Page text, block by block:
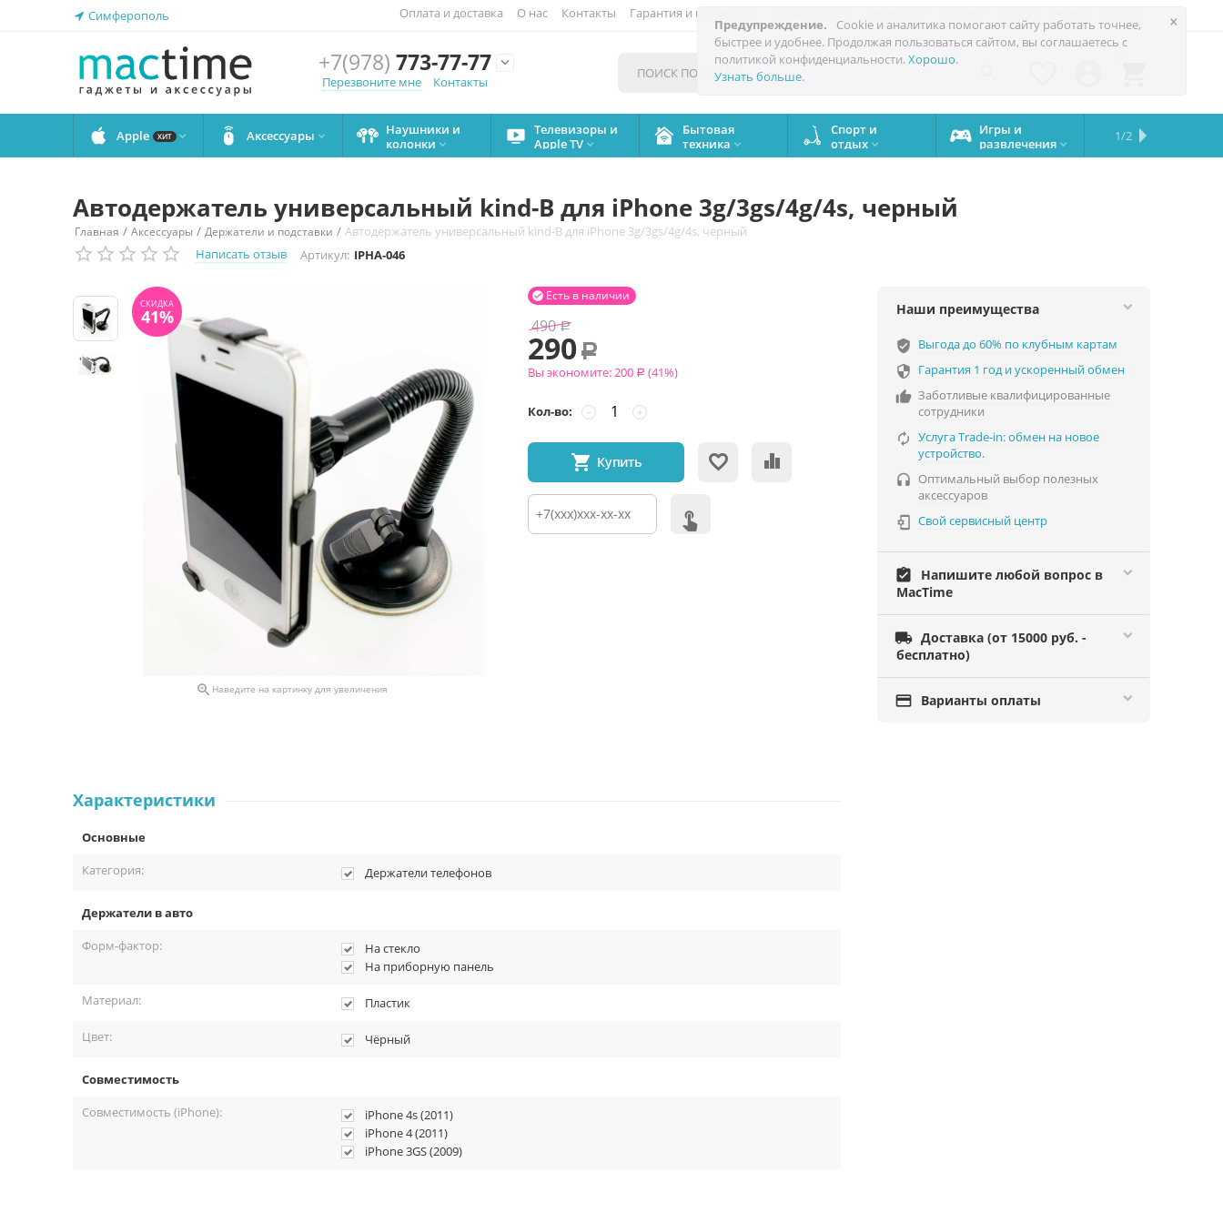
×
Предупреждение.
Cookie и аналитика помогают сайту работать точнее,
быстрее и удобнее. Продолжая пользоваться сайтом, вы соглашаетесь с
политикой конфиденциальности.Хорошо.
Узнать больше.
Симферополь Оплата и доставка О нас Контакты Гарантия и поддержка
+7(978) 773-77-77

Перезвоните мне
Контакты
Apple ХИТ  Аксессуары 
Наушники и
колонки 
Телевизоры и
Apple TV 
Бытовая
техника 
Спорт и
отдых 
Игры и
развлечения 
Сервисный
центр
Сравните
iPhone
Подарки
на все
случаи
Запчасти
Бренды
1/2
Автодержатель универсальный kind-B для iPhone 3g/3gs/4g/4s, черный
Главная / Аксессуары / Держатели и подставки / Автодержатель универсальный kind-B для iPhone 3g/3gs/4g/4s, черный
Написать отзыв
Артикул: IPHA-046
41%
 Наведите на картинку для увеличения
Есть в наличии

490 Р
290 Р
Вы экономите:200 Р (41%)
Кол-во: +
−
Купить
Наши преимущества
verified_user Выгода до 60% по клубным картам
 Гарантия 1 год и ускоренный обмен
 Заботливые квалифицированные
сотрудники
 Услуга Trade-in: обмен на новое
устройство.
 Оптимальный выбор полезных
аксессуаров
 Свой сервисный центр
assignment_turned_in
Напишите любой вопрос в
MacTime
 Доставка (от 15000 руб. -
бесплатно)
 Варианты оплаты
Характеристики
Основные
Категория:
Держатели телефонов
Держатели в авто
Форм-фактор:
На стекло
На приборную панель
Материал: Пластик
Цвет: Чёрный
Совместимость
Совместимость (iPhone):
iPhone 4s (2011)
iPhone 4 (2011)
iPhone 3GS (2009)